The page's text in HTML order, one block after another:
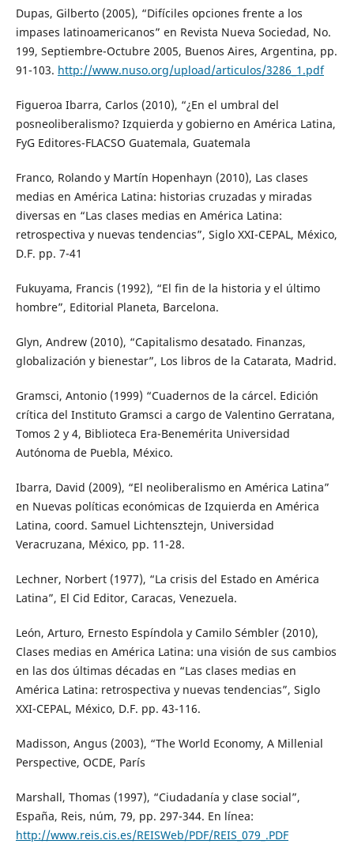
Dupas, Gilberto (2005), “Difíciles opciones frente a los
impases latinoamericanos” en Revista Nueva Sociedad, No.
199, Septiembre-Octubre 2005, Buenos Aires, Argentina, pp.
91-103. http://www.nuso.org/upload/articulos/3286_1.pdf
Figueroa Ibarra, Carlos (2010), “¿En el umbral del
posneoliberalismo? Izquierda y gobierno en América Latina,
FyG Editores-FLACSO Guatemala, Guatemala
Franco, Rolando y Martín Hopenhayn (2010), Las clases
medias en América Latina: historias cruzadas y miradas
diversas en “Las clases medias en América Latina:
retrospectiva y nuevas tendencias”, Siglo XXI-CEPAL, México,
D.F. pp. 7-41
Fukuyama, Francis (1992), “El fin de la historia y el último
hombre”, Editorial Planeta, Barcelona.
Glyn, Andrew (2010), “Capitalismo desatado. Finanzas,
globalización y bienestar”, Los libros de la Catarata, Madrid.
Gramsci, Antonio (1999) “Cuadernos de la cárcel. Edición
crítica del Instituto Gramsci a cargo de Valentino Gerratana,
Tomos 2 y 4, Biblioteca Era-Benemérita Universidad
Autónoma de Puebla, México.
Ibarra, David (2009), “El neoliberalismo en América Latina”
en Nuevas políticas económicas de Izquierda en América
Latina, coord. Samuel Lichtensztejn, Universidad
Veracruzana, México, pp. 11-28.
Lechner, Norbert (1977), “La crisis del Estado en América
Latina”, El Cid Editor, Caracas, Venezuela.
León, Arturo, Ernesto Espíndola y Camilo Sémbler (2010),
Clases medias en América Latina: una visión de sus cambios
en las dos últimas décadas en “Las clases medias en
América Latina: retrospectiva y nuevas tendencias”, Siglo
XXI-CEPAL, México, D.F. pp. 43-116.
Madisson, Angus (2003), “The World Economy, A Millenial
Perspective, OCDE, París
Marshall, Thomas (1997), “Ciudadanía y clase social”,
España, Reis, núm, 79, pp. 297-344. En línea:
http://www.reis.cis.es/REISWeb/PDF/REIS_079_.PDF